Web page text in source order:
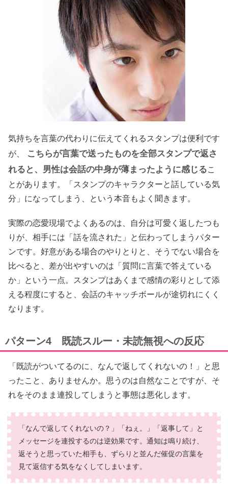
気持ちを言葉の代わりに伝えてくれるスタンプは便利です
が、
こちらが言葉で送ったものを全部スタンプで返さ
れると、男性は会話の中身が薄まったように感じるこ
とがあります。「スタンプのキャラクターと話している気
分」になってしまう、という本音もよく聞きます。
実際の恋愛現場でよくあるのは、自分は可愛く返したつも
りが、相手には「話を流された」と伝わってしまうパター
ンです。好意がある場合のやりとりと、そうでない場合を
比べると、差が出やすいのは「質問に言葉で答えている
か」という一点。スタンプはあくまで感情の彩りとして添
える程度にすると、会話のキャッチボールが途切れにくく
なります。
パターン4 既読スルー・未読無視への反応
「既読がついてるのに、なんで返してくれないの！」と思
ったこと、ありませんか。思うのは自然なことですが、そ
れをそのまま連投してしまうと事態は悪化します。
「なんで返してくれないの？」「ねぇ。」「返事して」と
メッセージを連投するのは逆効果です。通知は鳴り続け、
返そうと思っていた相手も、ずらりと並んだ催促の言葉を
見て返信する気をなくしてしまいます。